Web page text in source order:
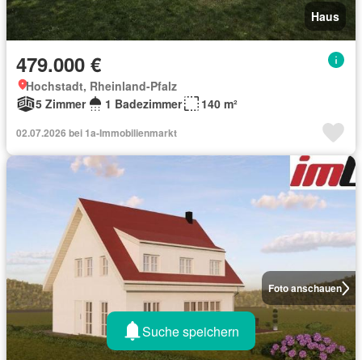
Haus
479.000 €
Hochstadt, Rheinland-Pfalz
5 Zimmer
1 Badezimmer 140 m²
02.07.2026 bei 1a-Immobilienmarkt
Foto anschauen
Suche speichern